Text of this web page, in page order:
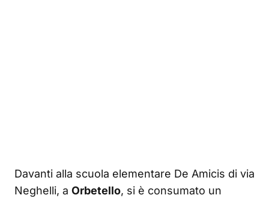
Davanti alla scuola elementare De Amicis di via
Neghelli, a Orbetello, si è consumato un